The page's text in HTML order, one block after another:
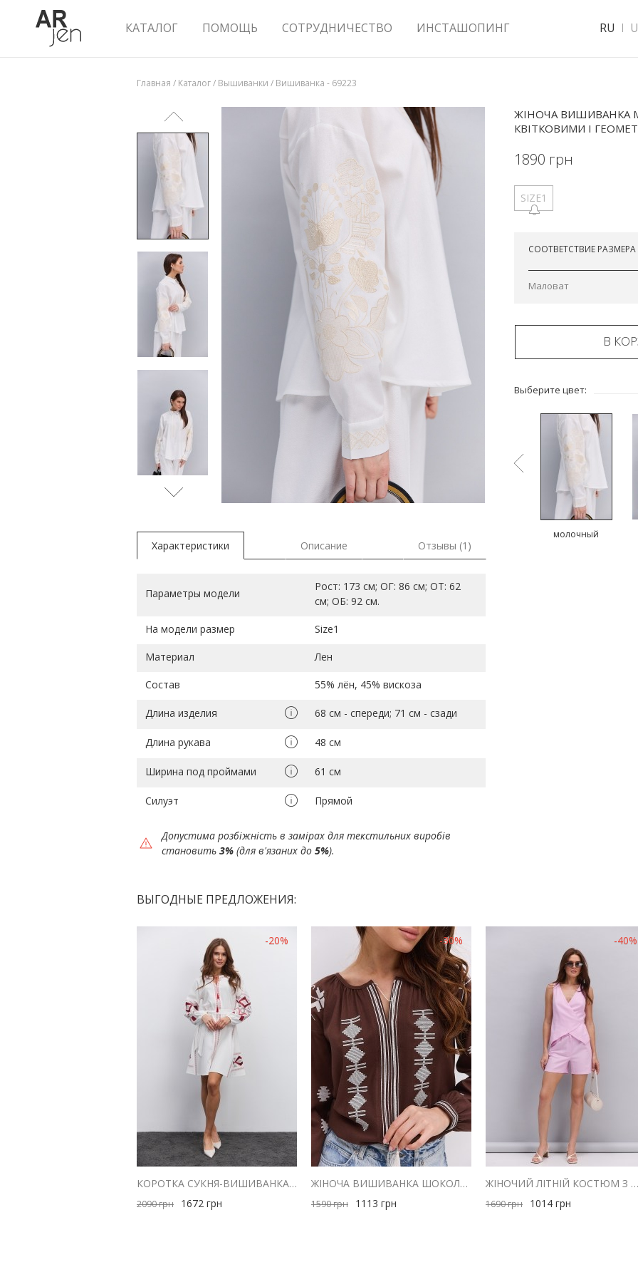
КАТАЛОГ ПОМОЩЬ СОТРУДНИЧЕСТВО ИНСТАШОПИНГ RU
Главная / Каталог/ Вышиванки / Вишиванка - 69223
ЖІНОЧА ВИШИВАНКА
КВІТКОВИМИ І
1890 грн
SIZE1
СООТВЕТСТВИЕ РАЗМЕРА
Маловат
В
Выберите цвет:
молочный
Характеристики Описание Отзывы (1)
Параметры модели
Рост: 173 см; ОГ: 86 см; ОТ: 62
см; ОБ: 92 см.
На модели размер Size1
Материал Лен
Состав 55% лён, 45% вискоза
Длина изделия 68 см - спереди; 71 см - сзади
Длина рукава 48 см
Ширина под проймами 61 см
Силуэт Прямой
Допустима розбіжність в замірах для текстильних виробів
становить 3% (для в'язаних до 5%).
ВЫГОДНЫЕ ПРЕДЛОЖЕНИЯ:
-20%
КОРОТКА СУКНЯ-ВИШИВАНКА МОЛОЧНА З ЧЕРВОНОЮ ГЕОМЕТРІЄЮ ГЛАДДЮ
2090грн 1672 грн
-30%
ЖІНОЧА ВИШИВАНКА ШОКОЛАДНА З МОЛОЧНОЮ ГЕОМЕТРІЄЮ ГЛАДДЮ
1590грн 1113 грн
-40%
ЖІНОЧИЙ ЛІТНІЙ КОСТЮМ З ШОРТАМИ І ЖИЛЕТОМ З ЛЬОНУ РОЖЕВИЙ
1690грн 1014 грн